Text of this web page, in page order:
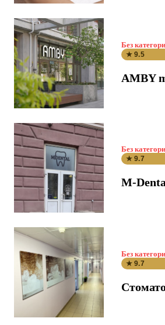
Без
★ 9.5
AMBY
Без
★ 9.7
M-
Без
★ 9.7